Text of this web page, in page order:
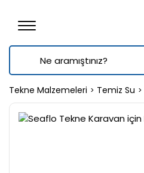
Tekne Malzemeleri Temiz Su